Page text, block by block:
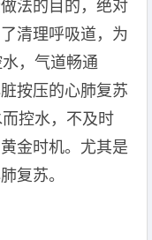
法的目的，绝对
清理呼吸道，为
，气道畅通
按压的心肺复苏
控水，不及时
金时机。尤其是
复苏。